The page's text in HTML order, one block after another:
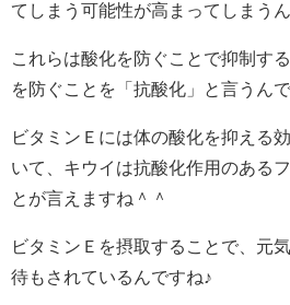
てしまう可能性が高まってしまうん
これらは酸化を防ぐことで抑制す
を防ぐことを「抗酸化」と言うん
ビタミンＥには体の酸化を抑える
いて、キウイは抗酸化作用のある
とが言えますね＾＾
ビタミンＥを摂取することで、元
待もされているんですね♪